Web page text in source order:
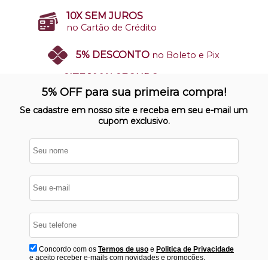
10X SEM JUROS
no Cartão de Crédito
5% DESCONTO no Boleto e Pix
Nosso site opera em ambiente
protegido
5% OFF para sua primeira compra!
Se cadastre em nosso site e receba em seu e-mail um
cupom exclusivo.
Concordo com os Termos de usoe Politica de Privacidade
e aceito receber e-mails com novidades e promoções.